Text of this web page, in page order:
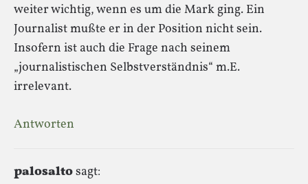
weiter wichtig, wenn es um die Mark ging. Ein
Journalist mußte er in der Position nicht sein.
Insofern ist auch die Frage nach seinem
„journalistischen Selbstverständnis“ m.E.
irrelevant.
Antworten
palosaltosagt: